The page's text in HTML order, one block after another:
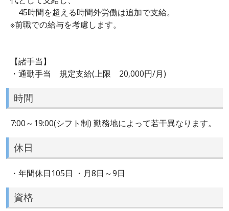
45時間を超える時間外労働は追加で支給。
※前職での給与を考慮します。
【諸手当】
・通勤手当 規定支給(上限 20,000円/月)
時間
7:00～19:00(シフト制) 勤務地によって若干異なります。
休日
・年間休日105日 ・月8日～9日
資格